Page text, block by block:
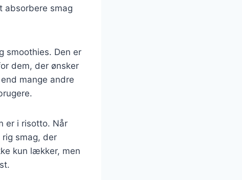
absorbere smag
smoothies. Den er
dem, der ønsker
mange andre
er i risotto. Når
smag, der
kun lækker, men